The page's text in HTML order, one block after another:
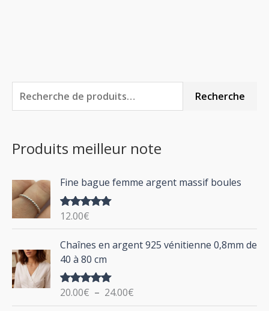
e
h
r
c
h
p
o
u
Recherche
Produits meilleur note
Fine bague femme argent massif boules
Note5.00
12.00€
Chaînes en argent 925 vénitienne 0,8mm de
40 à 80 cm
Note5.00
20.00€ – 24.00€
l